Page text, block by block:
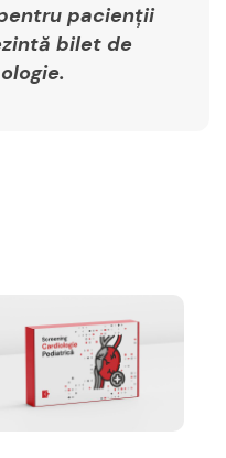
pacienții
bilet de